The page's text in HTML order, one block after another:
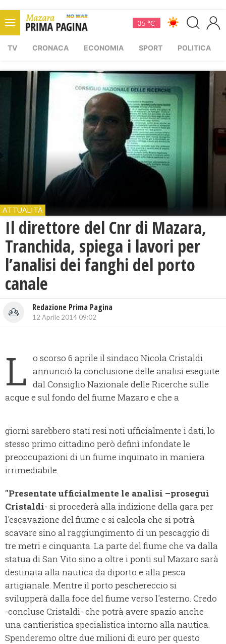
35 °C
TV CRONACA ECONOMIA SPORT POLITICA
ATTUALITÀ
Il direttore del Cnr di Mazara,
Tranchida, spiega i lavori per
l’analisi dei fanghi del porto
canale
Redazione Prima Pagina
12 Aprile 2014 09:02
L o scorso 6 aprile il sindaco Nicola Cristaldi
annunciò la conclusione delle analisi eseguite
dal Consiglio Nazionale delle Ricerche sulle
acque e sul fondo del fiume Mazaro e che a
giorni sarebbero stati resi noti ufficialmente i dati, lo
stesso primo cittadino però definì infondate le
preoccupazioni di un fiume inquinato in maniera
irrimediabile.
"Presentate ufficialmente le analisi –proseguì
Cristaldi- si procederà alla indizione della gara per
l'escavazione del fiume e si calcola che si potrà
scavare sino al raggiungimento di un pescaggio di
tre metri e cinquanta. La parte del fiume che va dalla
statua di San Vito sino a oltre i ponti sul Mazaro sarà
destinata alla nautica da diporto e alla pesca
artigianale. Mentre il porto peschereccio si
svilupperà dalla foce del fiume verso l'esterno. Credo
-concluse Cristaldi- che potrà avere spazio anche
una cantieristica specialistica intorno alla nautica.
Spenderemo oltre due milioni di euro per questo